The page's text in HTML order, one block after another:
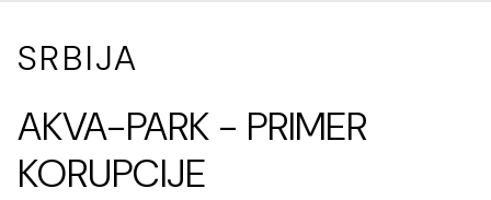
SRBIJA
AKVA-PARK - PRIMER
KORUPCIJE